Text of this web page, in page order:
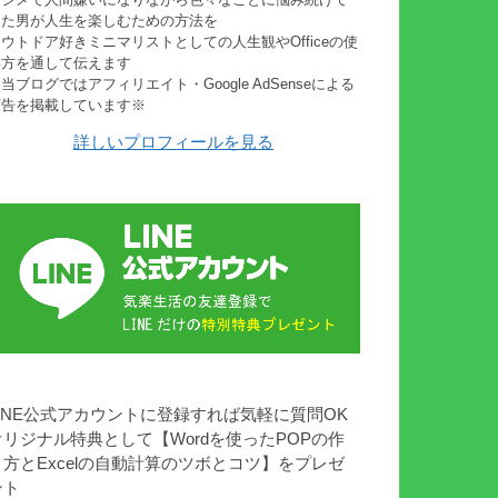
男が人生を楽しむための方法を
トドア好きミニマリストとしての人生観やOfficeの使
を通して伝えます
ブログではアフィリエイト・Google AdSenseによる
を掲載しています※
詳しいプロフィールを見る
公式アカウントに登録すれば気軽に質問OK
リジナル特典として【Wordを使ったPOPの作
方とExcelの自動計算のツボとコツ】をプレゼ